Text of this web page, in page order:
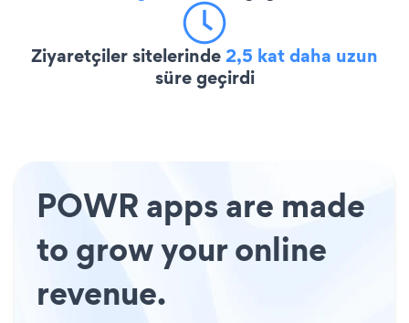
Ziyaretçiler sitelerinde2,5 kat daha uzun
süre geçirdi
POWR apps are made
to grow your online
revenue.